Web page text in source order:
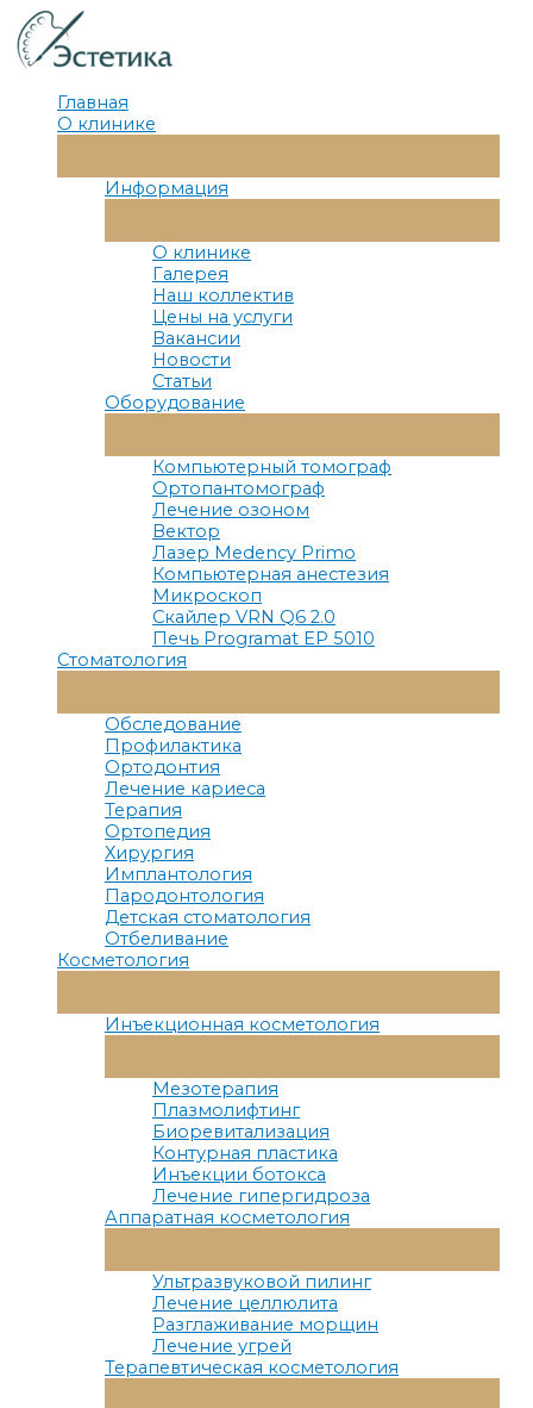
Перейти
к
содержимому
Главная
О клинике
Меню
Информация
Меню
О клинике
Галерея
Наш коллектив
Цены на услуги
Вакансии
Новости
Статьи
Оборудование
Меню
Компьютерный томограф
Ортопантомограф
Лечение озоном
Вектор
Лазер Medency Primo
Компьютерная анестезия
Микроскоп
Скайлер VRN Q6 2.0
Печь Programat EP 5010
Стоматология
Меню
Обследование
Профилактика
Ортодонтия
Лечение кариеса
Терапия
Ортопедия
Хирургия
Имплантология
Пародонтология
Детская стоматология
Отбеливание
Косметология
Меню
Инъекционная косметология
Меню
Мезотерапия
Плазмолифтинг
Биоревитализация
Контурная пластика
Инъекции ботокса
Лечение гипергидроза
Аппаратная косметология
Меню
Ультразвуковой пилинг
Лечение целлюлита
Разглаживание морщин
Лечение угрей
Терапевтическая косметология